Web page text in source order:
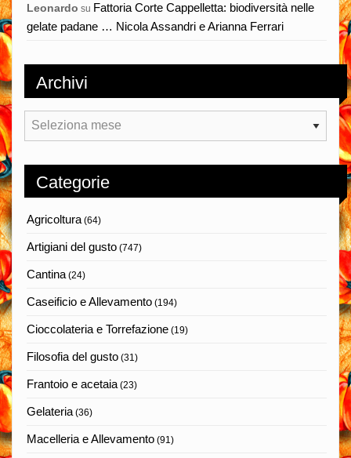
Leonardo su Fattoria Corte Cappelletta: biodiversità nelle
gelate padane … Nicola Assandri e Arianna Ferrari
Archivi
Archivi
Categorie
Agricoltura(64)
Artigiani del gusto (747)
Cantina(24)
Caseificio e Allevamento (194)
Cioccolateria e Torrefazione (19)
Filosofia del gusto (31)
Frantoio e acetaia(23)
Gelateria(36)
Macelleria e Allevamento (91)